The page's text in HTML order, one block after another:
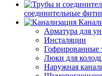
соединительные
Арматура для
Инсталяции
Гофрированные
Люки для
Наружная